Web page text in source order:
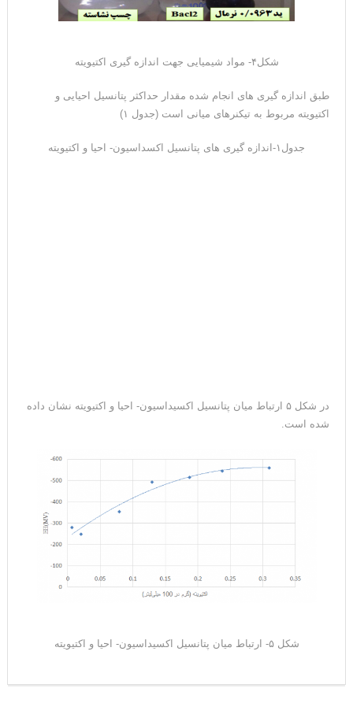
شکل۴- مواد شیمیایی جهت اندازه گیری اکتیویته
طبق اندازه گیری های انجام شده مقدار حداکثر پتانسیل احیایی و
اکتیویته مربوط به تیکنرهای میانی است (جدول ۱)
جدول۱-اندازه گیری های پتانسیل اکسداسیون- احیا و اکتیویته
در شکل ۵ ارتباط میان پتانسیل اکسیداسیون- احیا و اکتیویته نشان داده
شده است.
شکل ۵- ارتباط میان پتانسیل اکسیداسیون- احیا و اکتیویته